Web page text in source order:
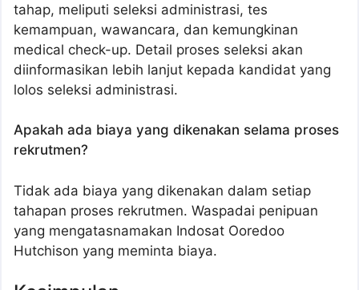
tahap, meliputi seleksi administrasi, tes
kemampuan, wawancara, dan kemungkinan
medical check-up. Detail proses seleksi akan
diinformasikan lebih lanjut kepada kandidat yang
lolos seleksi administrasi.
Apakah ada biaya yang dikenakan selama proses
rekrutmen?
Tidak ada biaya yang dikenakan dalam setiap
tahapan proses rekrutmen. Waspadai penipuan
yang mengatasnamakan Indosat Ooredoo
Hutchison yang meminta biaya.